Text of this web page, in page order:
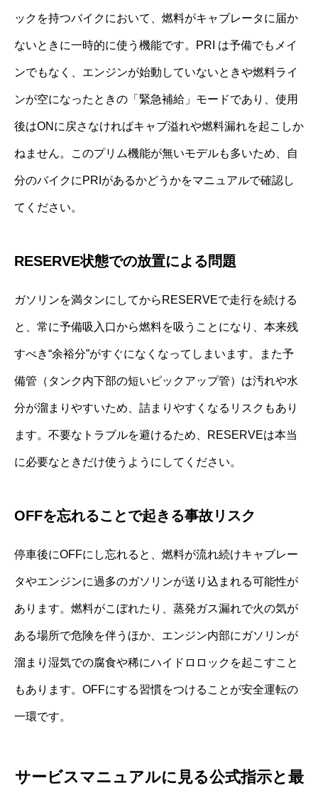
ックを持つバイクにおいて、燃料がキャブレータに届か
ないときに一時的に使う機能です。PRI は予備でもメイ
ンでもなく、エンジンが始動していないときや燃料ライ
ンが空になったときの「緊急補給」モードであり、使用
後はONに戻さなければキャブ溢れや燃料漏れを起こしか
ねません。このプリム機能が無いモデルも多いため、自
分のバイクにPRIがあるかどうかをマニュアルで確認し
てください。
RESERVE状態での放置による問題
ガソリンを満タンにしてからRESERVEで走行を続ける
と、常に予備吸入口から燃料を吸うことになり、本来残
すべき“余裕分”がすぐになくなってしまいます。また予
備管（タンク内下部の短いピックアップ管）は汚れや水
分が溜まりやすいため、詰まりやすくなるリスクもあり
ます。不要なトラブルを避けるため、RESERVEは本当
に必要なときだけ使うようにしてください。
OFFを忘れることで起きる事故リスク
停車後にOFFにし忘れると、燃料が流れ続けキャブレー
タやエンジンに過多のガソリンが送り込まれる可能性が
あります。燃料がこぼれたり、蒸発ガス漏れで火の気が
ある場所で危険を伴うほか、エンジン内部にガソリンが
溜まり湿気での腐食や稀にハイドロロックを起こすこと
もあります。OFFにする習慣をつけることが安全運転の
一環です。
サービスマニュアルに見る公式指示と最